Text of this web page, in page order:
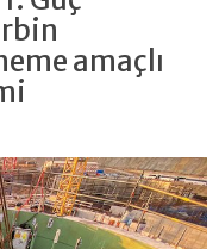
amaçlı